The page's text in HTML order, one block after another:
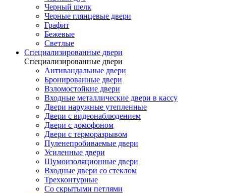
Черный шелк
Черные глянцевые двери
Графит
Бежевые
Светлые
Специализированные двери
Специализированные двери
Антивандальные двери
Бронированные двери
Взломостойкие двери
Входные металлические двери в кассу
Двери наружные утепленные
Двери с видеонаблюдением
Двери с домофоном
Двери с терморазрывом
Пуленепробиваемые двери
Усиленные двери
Шумоизоляционные двери
Входные двери со стеклом
Трехконтурные
Со скрытыми петлями